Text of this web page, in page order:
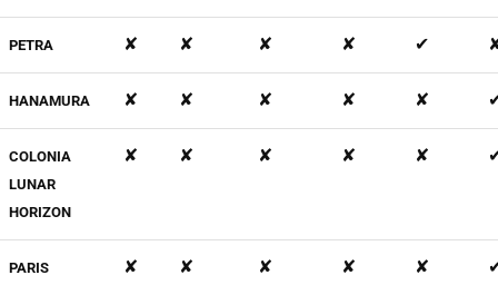
PETRA ✘ ✘ ✘ ✘ ✔
HANAMURA ✘ ✘ ✘ ✘ ✘
COLONIA
LUNAR
HORIZON
✘ ✘ ✘ ✘ ✘
PARIS ✘ ✘ ✘ ✘ ✘